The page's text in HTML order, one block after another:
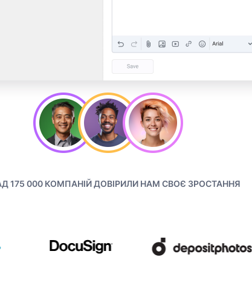
175 000 КОМПАНІЙ ДОВІРИЛИ НАМ СВОЄ ЗРОСТАННЯ